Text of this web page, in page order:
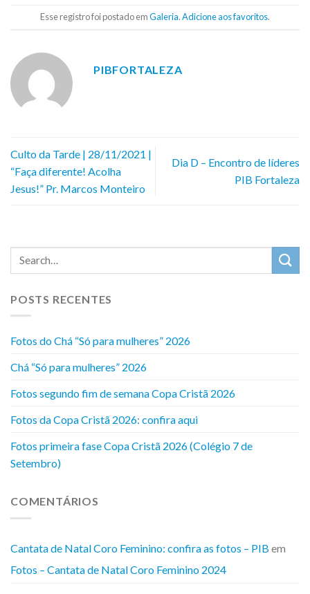
Esse registro foi postado emGaleria.Adicione aos favoritos.
PIBFORTALEZA
Culto da Tarde | 28/11/2021 |
“Faça diferente! Acolha
Jesus!” Pr. Marcos Monteiro
Dia D – Encontro de líderes
PIB Fortaleza
POSTS RECENTES
Fotos do Chá “Só para mulheres” 2026
Chá “Só para mulheres” 2026
Fotos segundo fim de semana Copa Cristã 2026
Fotos da Copa Cristã 2026: confira aqui
Fotos primeira fase Copa Cristã 2026 (Colégio 7 de
Setembro)
COMENTÁRIOS
Cantata de Natal Coro Feminino: confira as fotos – PIB em
Fotos – Cantata de Natal Coro Feminino 2024